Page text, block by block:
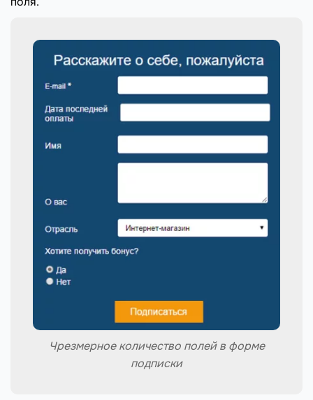
Чрезмерное количество полей в форме
подписки